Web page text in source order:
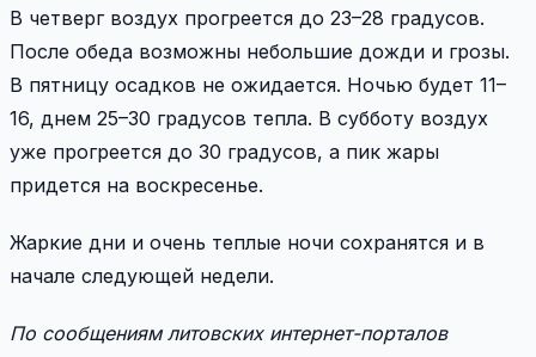
В четверг воздух прогреется до 23–28 градусов.
После обеда возможны небольшие дожди и грозы.
В пятницу осадков не ожидается. Ночью будет 11–
16, днем 25–30 градусов тепла. В субботу воздух
уже прогреется до 30 градусов, а пик жары
придется на воскресенье.
Жаркие дни и очень теплые ночи сохранятся и в
начале следующей недели.
По сообщениям литовских интернет-порталов